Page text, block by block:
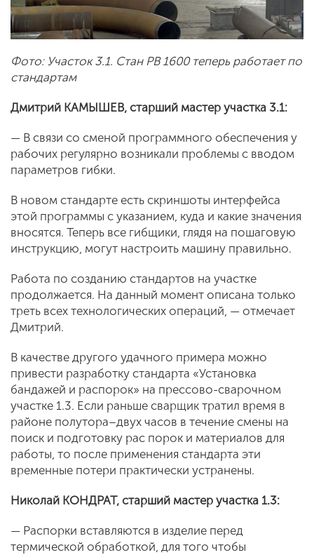
Фото: Участок 3.1. Стан PB 1600 теперь работает по
стандартам
Дмитрий КАМЫШЕВ, старший мастер участка 3.1:
— В связи со сменой программного обеспечения у
рабочих регулярно возникали проблемы с вводом
параметров гибки.
В новом стандарте есть скриншоты интерфейса
этой программы с указанием, куда и какие значения
вносятся. Теперь все гибщики, глядя на пошаговую
инструкцию, могут настроить машину правильно.
Работа по созданию стандартов на участке
продолжается. На данный момент описана только
треть всех технологических операций, — отмечает
Дмитрий.
В качестве другого удачного примера можно
привести разработку стандарта «Установка
бандажей и распорок» на прессово-сварочном
участке 1.3. Если раньше сварщик тратил время в
районе полутора–двух часов в течение смены на
поиск и подготовку рас порок и материалов для
работы, то после применения стандарта эти
временные потери практически устранены.
Николай КОНДРАТ, старший мастер участка 1.3:
— Распорки вставляются в изделие перед
термической обработкой, для того чтобы